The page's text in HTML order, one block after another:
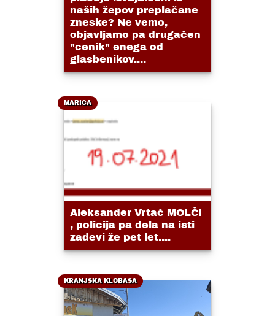
naših žepov preplačane
zneske? Ne vemo,
objavljamo pa drugačen
"cenik" enega od
glasbenikov....
MARICA
Aleksander Vrtač MOLČI
, policija pa dela na isti
zadevi že pet let....
KRANJSKA KLOBASA